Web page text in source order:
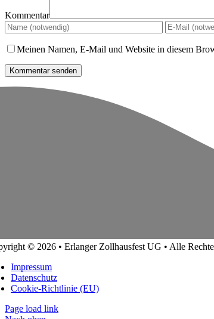
Kommentar
Meinen Namen, E-Mail und Website in diesem
© 2026 • Erlanger Zollhausfest UG • Alle
Impressum
Datenschutz
Cookie-Richtlinie (EU)
Page load link